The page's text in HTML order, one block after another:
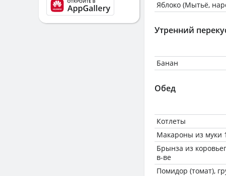
Яблоко (Мытьё,
Утренний
Банан
Обед
Котлеты
Макароны из муки
Брынза из
в-ве
Помидор (томат),